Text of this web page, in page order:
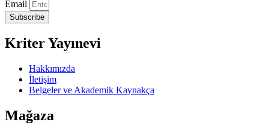
Email
Subscribe
Kriter Yayınevi
Hakkımızda
İletişim
Belgeler ve Akademik Kaynakça
Mağaza